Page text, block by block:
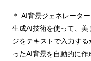
＊ AI背景ジェネレーター
生成AI技術を使って、美
ジをテキストで入力す
ったAI背景を自動的に作